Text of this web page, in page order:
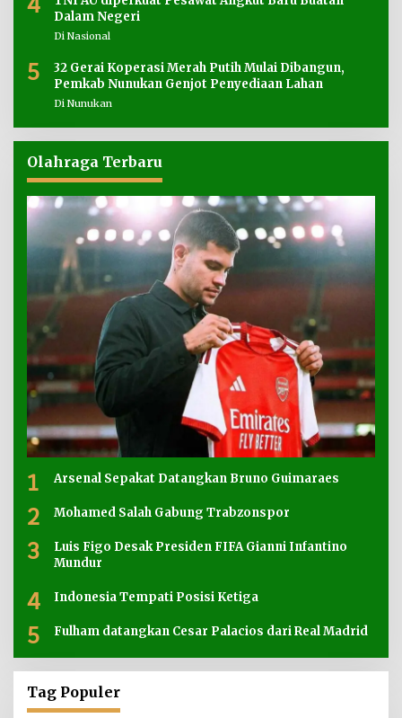
Dalam Negeri
Di Nasional
5
32 Gerai Koperasi Merah Putih Mulai Dibangun,
Pemkab Nunukan Genjot Penyediaan Lahan
Di Nunukan
Olahraga Terbaru
1 Arsenal Sepakat Datangkan Bruno Guimaraes
2 Mohamed Salah Gabung Trabzonspor
3
Luis Figo Desak Presiden FIFA Gianni Infantino
Mundur
4 Indonesia Tempati Posisi Ketiga
5 Fulham datangkan Cesar Palacios dari Real Madrid
Tag Populer